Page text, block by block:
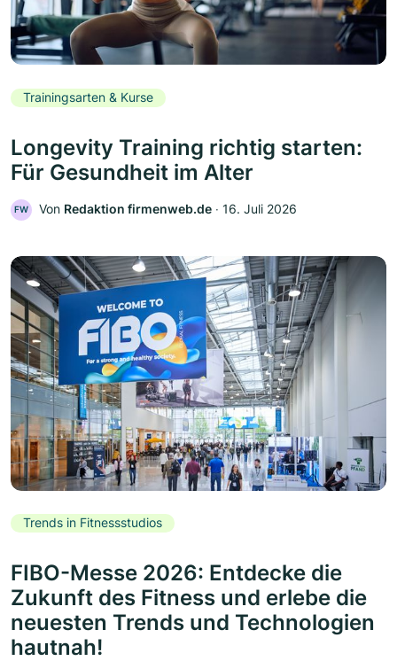
Trainingsarten & Kurse
Longevity Training richtig starten:
Für Gesundheit im Alter
FW Von Redaktion firmenweb.de ‧ 16. Juli 2026
Trends in Fitnessstudios
FIBO-Messe 2026: Entdecke die
Zukunft des Fitness und erlebe die
neuesten Trends und Technologien
hautnah!